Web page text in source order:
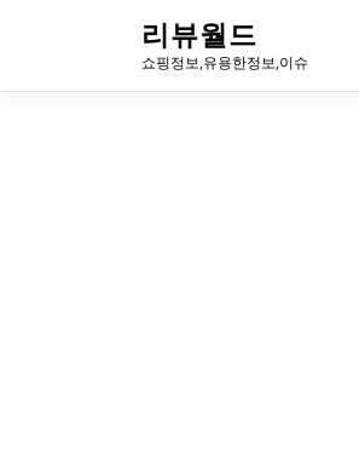
로
리뷰월드
쇼핑정보,유용한정보,이슈